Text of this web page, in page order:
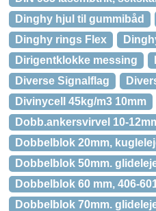
Dinghy hjul til gummibåd
Dinghy rings Flex
Dirigentklokke messing
Diverse Signalflag
Divinycell 45kg/m3 10mm
Dobb.ankersvirvel 10-
Dobbelblok 20mm,
Dobbelblok 50mm.
Dobbelblok 60 mm, 406-
Dobbelblok 70mm.